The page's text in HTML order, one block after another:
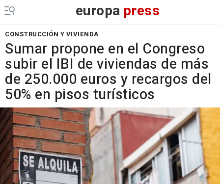
europa press
CONSTRUCCIÓN Y VIVIENDA
Sumar propone en el Congreso
subir el IBI de viviendas de más
de 250.000 euros y recargos del
50% en pisos turísticos